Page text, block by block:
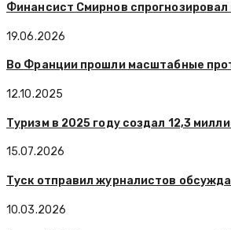
Финансист Смирнов
19.06.2026
Во Франции прошли масштабные
12.10.2025
Туризм в 2025 году создал 12,3
15.07.2026
Туск отправил журналистов
10.03.2026